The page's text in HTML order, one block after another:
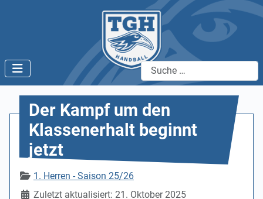
Suchen
Der Kampf um den
Klassenerhalt beginnt
jetzt
Details1. Herren - Saison 25/26
Zuletzt aktualisiert: 21. Oktober 2025